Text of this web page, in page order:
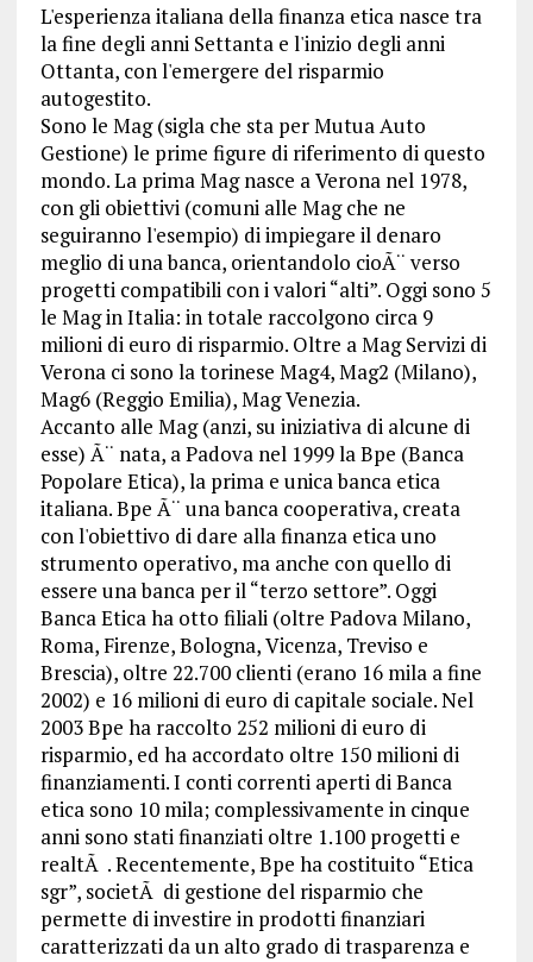
L'esperienza italiana della finanza etica nasce tra
la fine degli anni Settanta e l'inizio degli anni
Ottanta, con l'emergere del risparmio
autogestito.
Sono le Mag (sigla che sta per Mutua Auto
Gestione) le prime figure di riferimento di questo
mondo. La prima Mag nasce a Verona nel 1978,
con gli obiettivi (comuni alle Mag che ne
seguiranno l'esempio) di impiegare il denaro
meglio di una banca, orientandolo cioÃ¨ verso
progetti compatibili con i valori “alti”. Oggi sono 5
le Mag in Italia: in totale raccolgono circa 9
milioni di euro di risparmio. Oltre a Mag Servizi di
Verona ci sono la torinese Mag4, Mag2 (Milano),
Mag6 (Reggio Emilia), Mag Venezia.
Accanto alle Mag (anzi, su iniziativa di alcune di
esse) Ã¨ nata, a Padova nel 1999 la Bpe (Banca
Popolare Etica), la prima e unica banca etica
italiana. Bpe Ã¨ una banca cooperativa, creata
con l'obiettivo di dare alla finanza etica uno
strumento operativo, ma anche con quello di
essere una banca per il “terzo settore”. Oggi
Banca Etica ha otto filiali (oltre Padova Milano,
Roma, Firenze, Bologna, Vicenza, Treviso e
Brescia), oltre 22.700 clienti (erano 16 mila a fine
2002) e 16 milioni di euro di capitale sociale. Nel
2003 Bpe ha raccolto 252 milioni di euro di
risparmio, ed ha accordato oltre 150 milioni di
finanziamenti. I conti correnti aperti di Banca
etica sono 10 mila; complessivamente in cinque
anni sono stati finanziati oltre 1.100 progetti e
realtÃ . Recentemente, Bpe ha costituito “Etica
sgr”, societÃ di gestione del risparmio che
permette di investire in prodotti finanziari
caratterizzati da un alto grado di trasparenza e